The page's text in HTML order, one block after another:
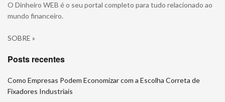
O Dinheiro WEB é o seu portal completo para tudo relacionado ao
mundo financeiro.
SOBRE »
Posts recentes
Como Empresas Podem Economizar com a Escolha Correta de
Fixadores Industriais